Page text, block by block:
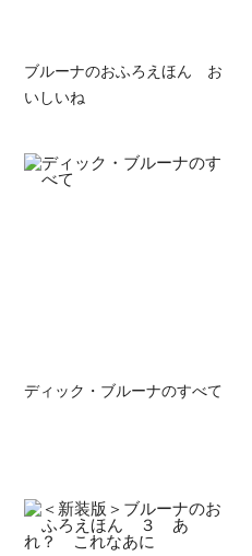
ブルーナのおふろえほん お
いしいね
ディック・ブルーナのすべて